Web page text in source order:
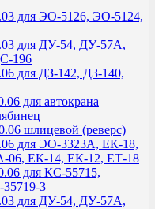
для ЭО-5126, ЭО-5124,
для ДУ-54, ДУ-57А,
196
для ДЗ-142, ДЗ-140,
для автокрана
шлицевой (реверс)
для ЭО-3323А, ЕК-18,
06, ЕК-14, ЕК-12, ЕТ-18
для КС-55715,
3
для ДУ-54, ДУ-57А,